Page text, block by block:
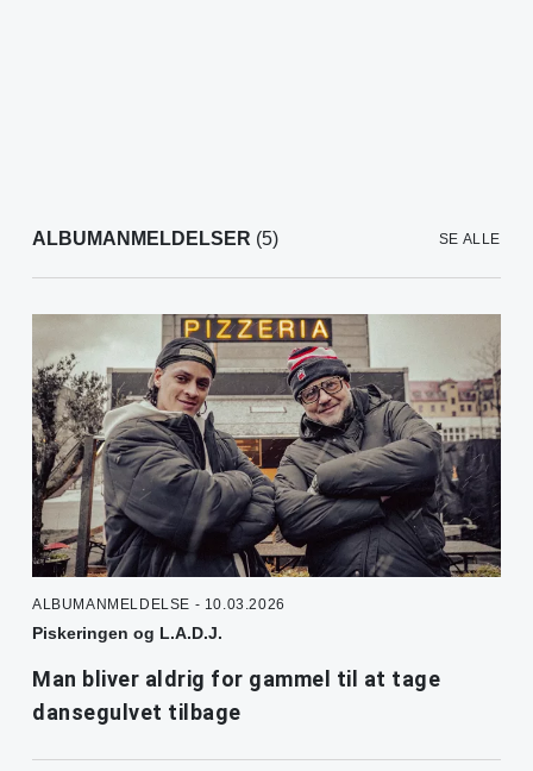
ALBUMANMELDELSER (5) SE ALLE
ALBUMANMELDELSE - 10.03.2026
Piskeringen og L.A.D.J.
Man bliver aldrig for gammel til at tage
dansegulvet tilbage